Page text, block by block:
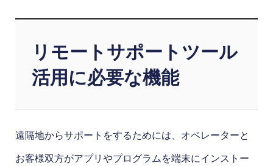
リモートサポートツール
活用に必要な機能
遠隔地からサポートをするためには、オペレーターと
お客様双方がアプリやプログラムを端末にインストー